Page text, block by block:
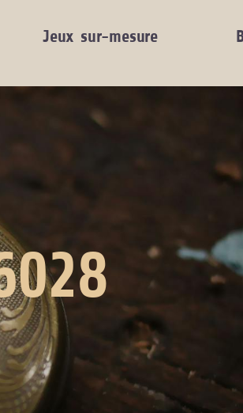
Jeux sur-mesure